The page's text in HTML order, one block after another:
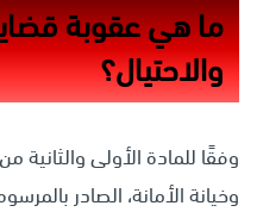
ما هي عقوبة
والاحتيال؟
وفقًا للمادة الأولى والثانية